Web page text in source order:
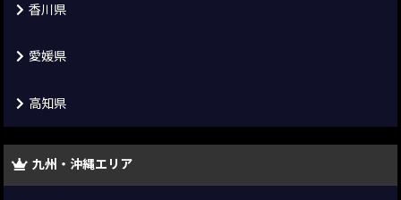
香川県
愛媛県
高知県
九州・沖縄エリア